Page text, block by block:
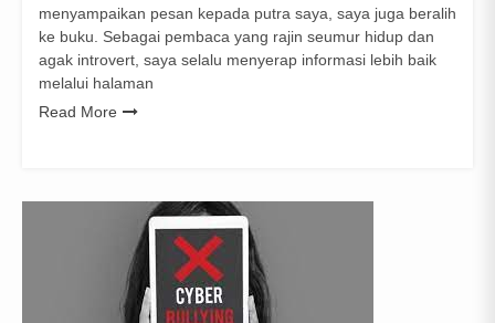
menyampaikan pesan kepada putra saya, saya juga beralih
ke buku. Sebagai pembaca yang rajin seumur hidup dan
agak introvert, saya selalu menyerap informasi lebih baik
melalui halaman
Read More